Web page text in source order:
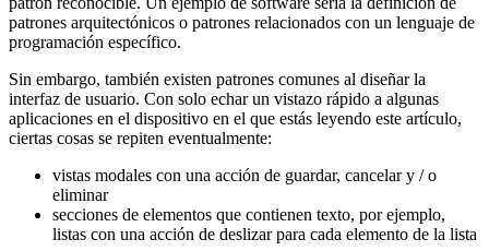
Si nunca ha oído hablar de un patrón de interfaz de usuario, aquí
tiene una explicación rápida: como ocurre con la mayoría de las
cosas, especialmente durante el desarrollo de software, a menudo se
puede agrupar un gran conjunto de elementos, ya que forman un
patrón reconocible. Un ejemplo de software sería la definición de
patrones arquitectónicos o patrones relacionados con un lenguaje de
programación específico.
Sin embargo, también existen patrones comunes al diseñar la
interfaz de usuario. Con solo echar un vistazo rápido a algunas
aplicaciones en el dispositivo en el que estás leyendo este artículo,
ciertas cosas se repiten eventualmente: